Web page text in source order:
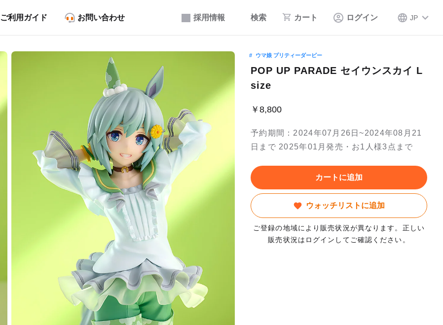
採用情報 検索 カート ログイン JP
ご利用ガイド お問い合わせ
ウマ娘 プリティーダービー
POP UP PARADE セイウンスカイ L
size
￥8,800
予約期間：2024年07月26日~2024年08月21
日まで 2025年01月発売・お1人様3点まで
カートに追加
ウォッチリストに追加
ご登録の地域により販売状況が異なります。正しい
販売状況はログインしてご確認ください。